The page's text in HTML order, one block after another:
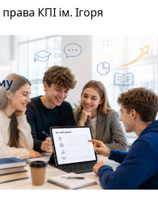
права КПІ ім. Ігоря